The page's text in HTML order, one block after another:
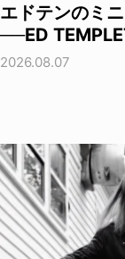
エドテンのミ
──ED
2026.08.07